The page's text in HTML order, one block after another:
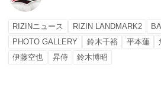
RIZINニュース RIZIN LANDMARK2
PHOTO GALLERY
鈴木千裕 平本蓮
伊藤空也
昇侍 鈴木博昭